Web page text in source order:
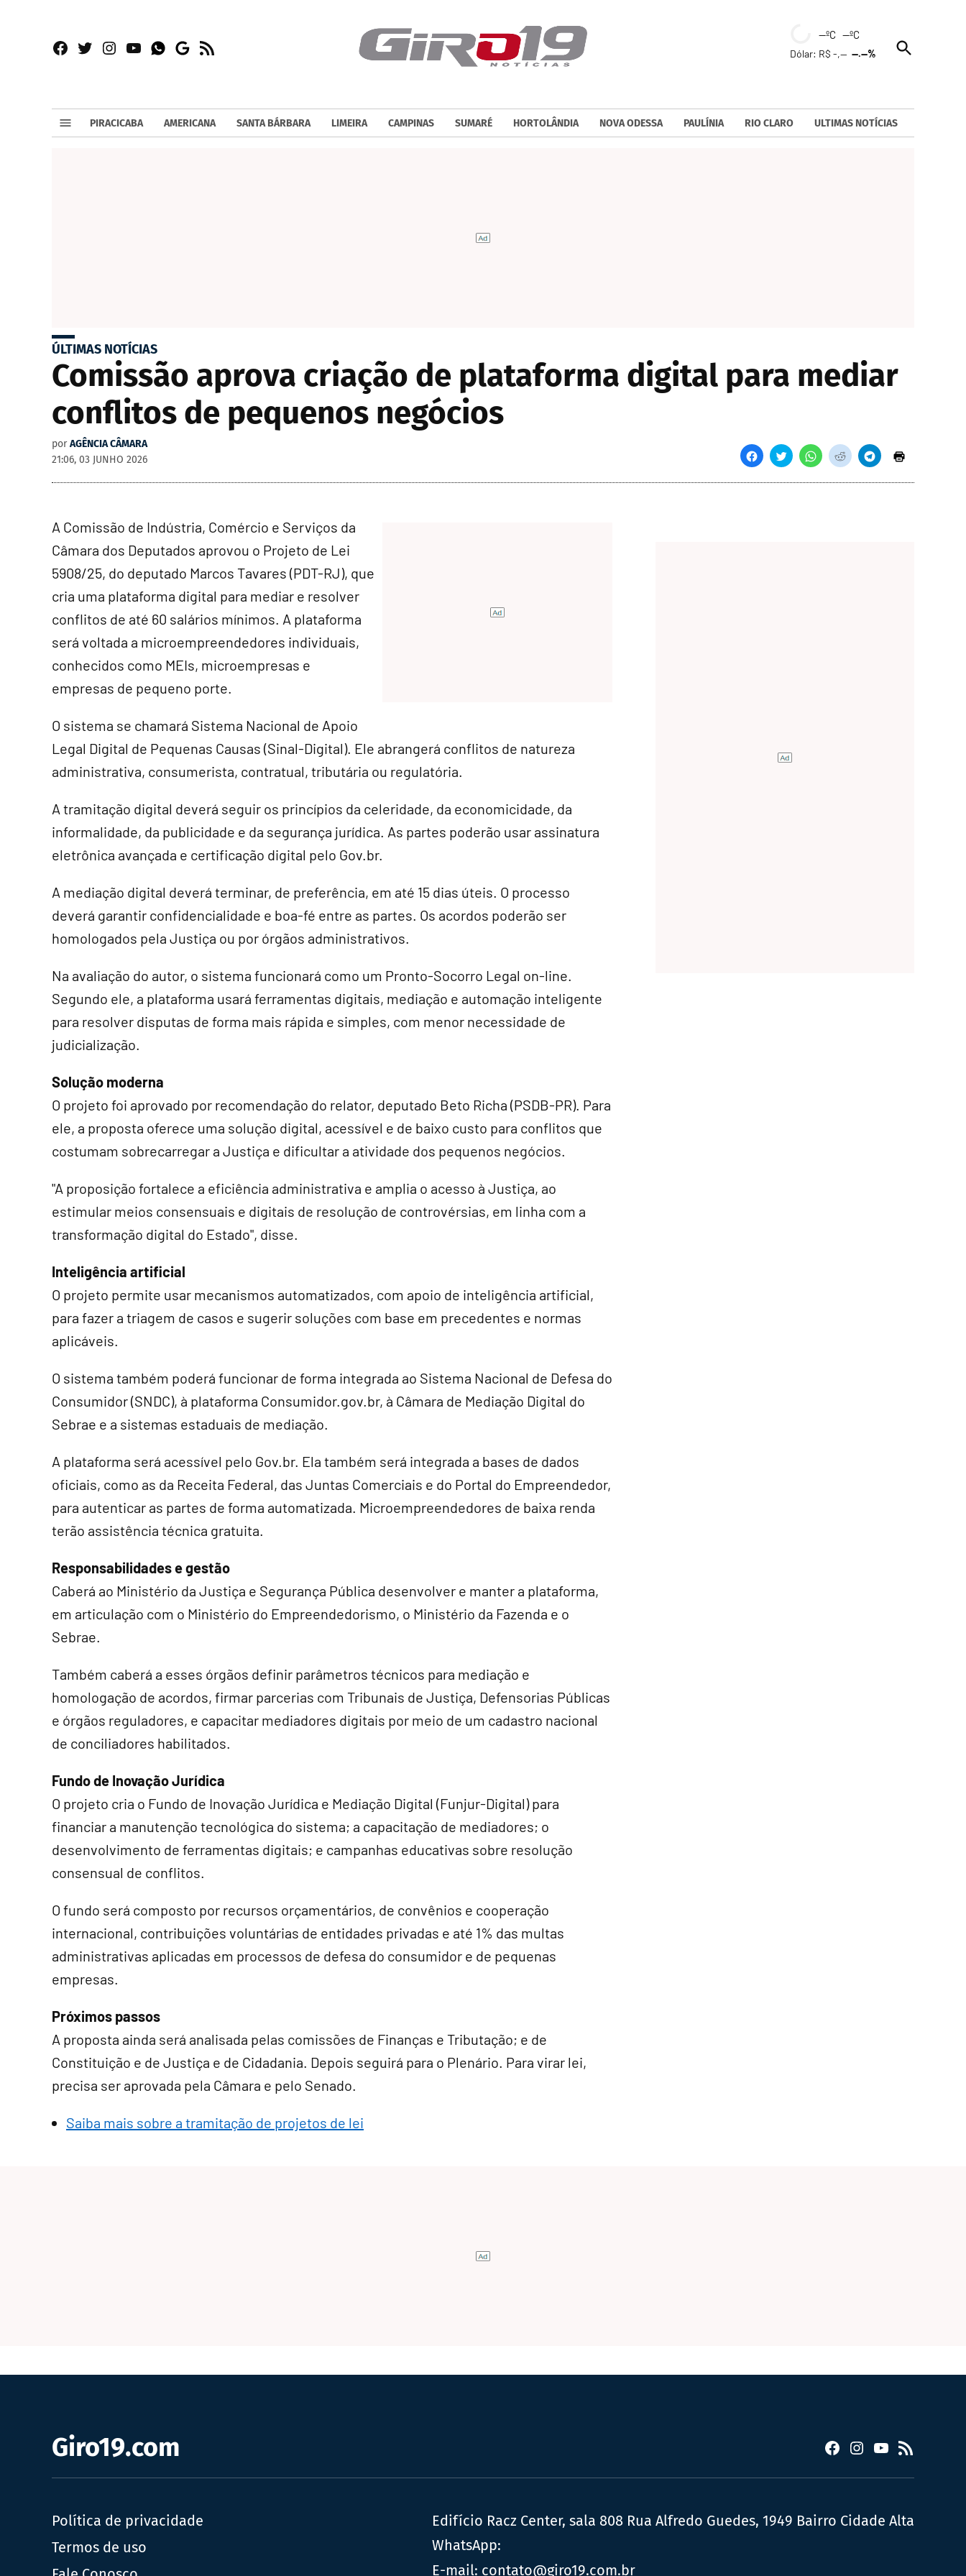
Facebook
TwitterInstagram
YouTubeWhatsapp
Google
RSS
--ºC --ºC
Dólar: R$ -,----.--%
Open
Search
PIRACICABA AMERICANA SANTA BÁRBARA LIMEIRA CAMPINAS SUMARÉ HORTOLÂNDIA NOVA ODESSA PAULÍNIA RIO CLARO ULTIMAS NOTÍCIAS
ÚLTIMAS NOTÍCIAS
Comissão aprova criação de plataforma digital para mediar
conflitos de pequenos negócios
por AGÊNCIA CÂMARA
21:06, 03 JUNHO 2026
A Comissão de Indústria, Comércio e Serviços da
Câmara dos Deputados aprovou o Projeto de Lei
5908/25, do deputado Marcos Tavares (PDT-RJ), que
cria uma plataforma digital para mediar e resolver
conflitos de até 60 salários mínimos. A plataforma
será voltada a microempreendedores individuais,
conhecidos como MEIs, microempresas e
empresas de pequeno porte.
O sistema se chamará Sistema Nacional de Apoio
Legal Digital de Pequenas Causas (Sinal-Digital). Ele abrangerá conflitos de natureza
administrativa, consumerista, contratual, tributária ou regulatória.
A tramitação digital deverá seguir os princípios da celeridade, da economicidade, da
informalidade, da publicidade e da segurança jurídica. As partes poderão usar assinatura
eletrônica avançada e certificação digital pelo Gov.br.
A mediação digital deverá terminar, de preferência, em até 15 dias úteis. O processo
deverá garantir confidencialidade e boa-fé entre as partes. Os acordos poderão ser
homologados pela Justiça ou por órgãos administrativos.
Na avaliação do autor, o sistema funcionará como um Pronto-Socorro Legal on-line.
Segundo ele, a plataforma usará ferramentas digitais, mediação e automação inteligente
para resolver disputas de forma mais rápida e simples, com menor necessidade de
judicialização.
Solução moderna
O projeto foi aprovado por recomendação do relator, deputado Beto Richa (PSDB-PR). Para
ele, a proposta oferece uma solução digital, acessível e de baixo custo para conflitos que
costumam sobrecarregar a Justiça e dificultar a atividade dos pequenos negócios.
"A proposição fortalece a eficiência administrativa e amplia o acesso à Justiça, ao
estimular meios consensuais e digitais de resolução de controvérsias, em linha com a
transformação digital do Estado", disse.
Inteligência artificial
O projeto permite usar mecanismos automatizados, com apoio de inteligência artificial,
para fazer a triagem de casos e sugerir soluções com base em precedentes e normas
aplicáveis.
O sistema também poderá funcionar de forma integrada ao Sistema Nacional de Defesa do
Consumidor (SNDC), à plataforma Consumidor.gov.br, à Câmara de Mediação Digital do
Sebrae e a sistemas estaduais de mediação.
A plataforma será acessível pelo Gov.br. Ela também será integrada a bases de dados
oficiais, como as da Receita Federal, das Juntas Comerciais e do Portal do Empreendedor,
para autenticar as partes de forma automatizada. Microempreendedores de baixa renda
terão assistência técnica gratuita.
Responsabilidades e gestão
Caberá ao Ministério da Justiça e Segurança Pública desenvolver e manter a plataforma,
em articulação com o Ministério do Empreendedorismo, o Ministério da Fazenda e o
Sebrae.
Também caberá a esses órgãos definir parâmetros técnicos para mediação e
homologação de acordos, firmar parcerias com Tribunais de Justiça, Defensorias Públicas
e órgãos reguladores, e capacitar mediadores digitais por meio de um cadastro nacional
de conciliadores habilitados.
Fundo de Inovação Jurídica
O projeto cria o Fundo de Inovação Jurídica e Mediação Digital (Funjur-Digital) para
financiar a manutenção tecnológica do sistema; a capacitação de mediadores; o
desenvolvimento de ferramentas digitais; e campanhas educativas sobre resolução
consensual de conflitos.
O fundo será composto por recursos orçamentários, de convênios e cooperação
internacional, contribuições voluntárias de entidades privadas e até 1% das multas
administrativas aplicadas em processos de defesa do consumidor e de pequenas
empresas.
Próximos passos
A proposta ainda será analisada pelas comissões de Finanças e Tributação; e de
Constituição e de Justiça e de Cidadania. Depois seguirá para o Plenário. Para virar lei,
precisa ser aprovada pela Câmara e pelo Senado.
Saiba mais sobre a tramitação de projetos de lei
Giro19.com Facebook
Instagram
YouTube
RSS
Política de privacidade
Termos de uso
Edifício Racz Center, sala 808 Rua Alfredo Guedes, 1949 Bairro Cidade Alta
WhatsApp:
E-mail: contato@giro19.com.br